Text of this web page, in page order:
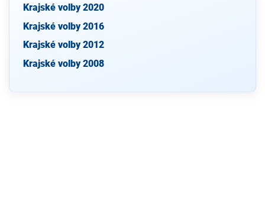
Krajské volby 2020
Krajské volby 2016
Krajské volby 2012
Krajské volby 2008